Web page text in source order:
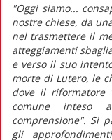
"Oggi siamo...
nostre chiese, da
nel trasmettere il
atteggiamenti
e verso il suo
morte di Lutero, le
dove il riformatore
comune inteso
comprensione". Si
gli